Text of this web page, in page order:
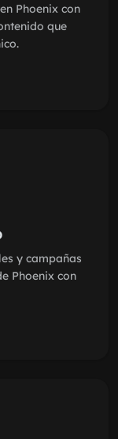
Phoenix con
que
y campañas
Phoenix con